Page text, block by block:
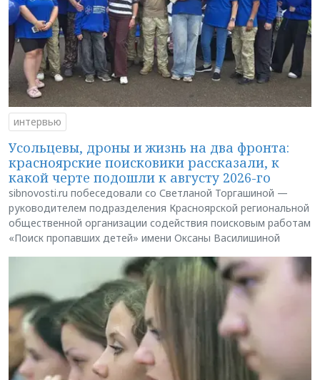
интервью
Усольцевы, дроны и жизнь на два фронта:
красноярские поисковики рассказали, к
какой черте подошли к августу 2026-го
sibnovosti.ru побеседовали со Светланой Торгашиной —
руководителем подразделения Красноярской региональной
общественной организации содействия поисковым работам
«Поиск пропавших детей» имени Оксаны Василишиной